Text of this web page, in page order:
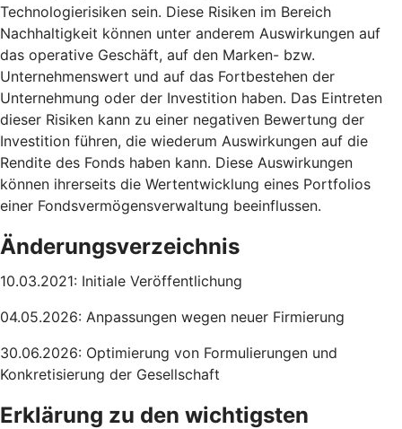
Technologierisiken sein. Diese Risiken im Bereich
Nachhaltigkeit können unter anderem Auswirkungen auf
das operative Geschäft, auf den Marken- bzw.
Unternehmenswert und auf das Fortbestehen der
Unternehmung oder der Investition haben. Das Eintreten
dieser Risiken kann zu einer negativen Bewertung der
Investition führen, die wiederum Auswirkungen auf die
Rendite des Fonds haben kann. Diese Auswirkungen
können ihrerseits die Wertentwicklung eines Portfolios
einer Fondsvermögensverwaltung beeinflussen.
Änderungsverzeichnis
10.03.2021: Initiale Veröffentlichung
04.05.2026: Anpassungen wegen neuer Firmierung
30.06.2026: Optimierung von Formulierungen und
Konkretisierung der Gesellschaft
Erklärung zu den wichtigsten